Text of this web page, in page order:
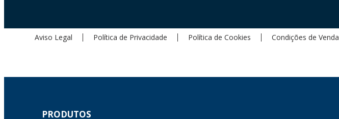
Aviso Legal Política de Privacidade Política de Cookies Condições de Venda
PRODUTOS